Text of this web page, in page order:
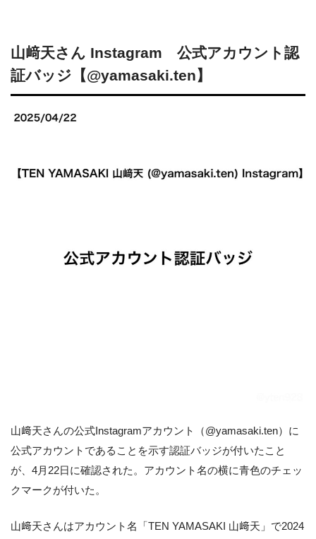
山﨑天さん Instagram 公式アカウント認
証バッジ【@yamasaki.ten】
山﨑天さんの公式Instagramアカウント（@yamasaki.ten）に
公式アカウントであることを示す認証バッジが付いたこと
が、4月22日に確認された。アカウント名の横に青色のチェッ
クマークが付いた。
山﨑天さんはアカウント名「TEN YAMASAKI 山﨑天」で2024